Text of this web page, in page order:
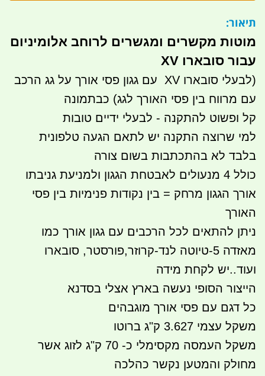
תיאור:
מוטות מקשרים ומגשרים לרוחב אלומיניום
עבור סובארו XV
(לבעלי סובארו XV עם גגון פסי אורך על גג הרכב
עם מרווח בין פסי האורך לגג) כבתמונה
קל ופשוט להתקנה - לבעלי ידיים טובות
למי שרוצה התקנה יש לתאם הגעה טלפונית
בלבד לא בהתכתבות בשום צורה
כולל 4 מנעולים לאבטחת הגגון ולמניעת גניבתו
אורך הגגון מרחק = בין נקודות פנימיות בין פסי
האורך
ניתן להתאים לכל הרכבים עם גגון אורך כמו
מאזדה 5-טיוטה לנד-קרוזר,פורסטר, סובארו
ועוד..יש לקחת מידה
הייצור הסופי נעשה בארץ אצלי בסדנא
כל דגם עם פסי אורך מוגבהים
משקל עצמי 3.627 ק"ג ברוטו
משקל העמסה מקסימלי כ- 70 ק"ג לזוג אשר
מחולק והמטען נקשר כהלכה